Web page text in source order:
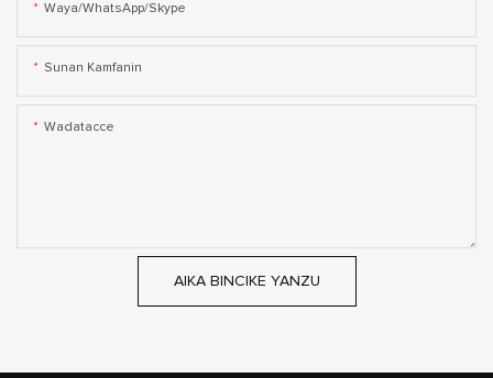
Waya/WhatsApp/Skype
Sunan Kamfanin
Wadatacce
AIKA BINCIKE YANZU